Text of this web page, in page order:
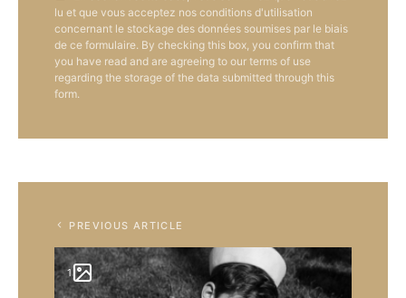
lu et que vous acceptez nos conditions d'utilisation
concernant le stockage des données soumises par le biais
de ce formulaire. By checking this box, you confirm that
you have read and are agreeing to our terms of use
regarding the storage of the data submitted through this
form.
PREVIOUS ARTICLE
1